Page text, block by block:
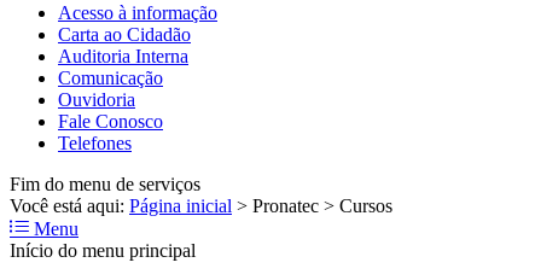
Acesso à informação
Carta ao Cidadão
Auditoria Interna
Comunicação
Ouvidoria
Fale Conosco
Telefones
Fim do menu de serviços
Você está aqui: Página inicial > Pronatec > Cursos
Menu
Início do menu principal